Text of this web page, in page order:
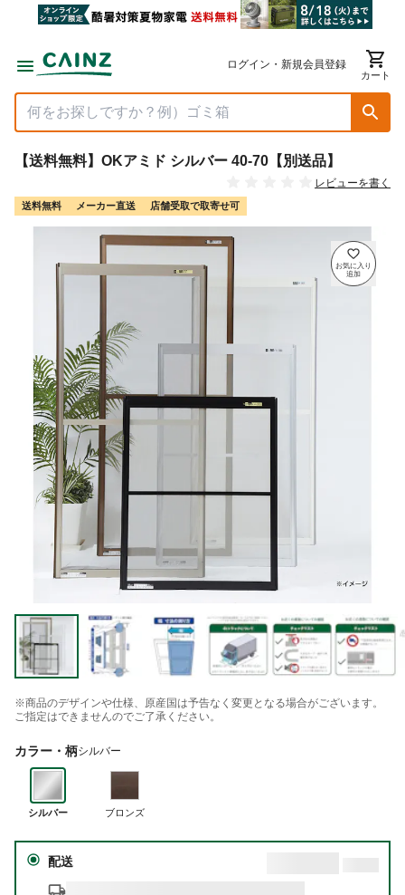
ログイン・新規会員登録
カート
【送料無料】OKアミド シルバー 40-70【別送品】
レビューを書く
送料無料 メーカー直送 店舗受取で取寄せ可
※商品のデザインや仕様、原産国は予告なく変更となる場合がございます。
ご指定はできませんのでご了承ください。
カラー・柄シルバー
シルバー ブロンズ
配送